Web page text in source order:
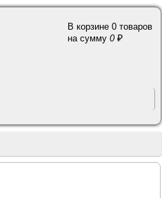
В корзине 0 товаров
на сумму 0